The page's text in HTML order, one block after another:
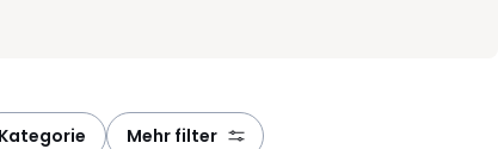
kategorie mehr filter